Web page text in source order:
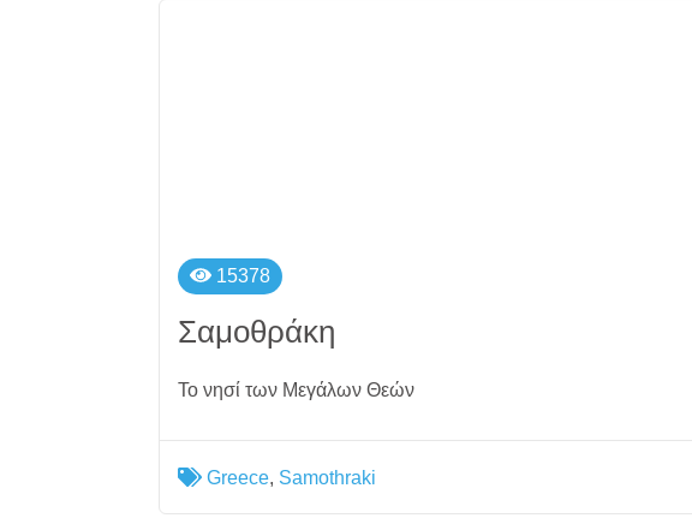
15378
Σαμοθράκη
Το νησί των Μεγάλων Θεών
Greece, Samothraki